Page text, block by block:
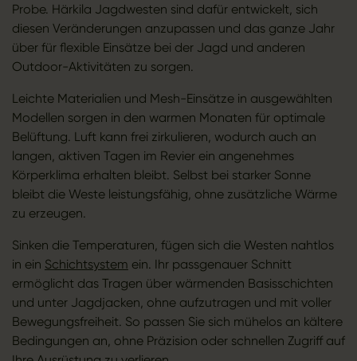
Probe. Härkila Jagdwesten sind dafür entwickelt, sich
diesen Veränderungen anzupassen und das ganze Jahr
über für flexible Einsätze bei der Jagd und anderen
Outdoor-Aktivitäten zu sorgen.
Leichte Materialien und Mesh-Einsätze in ausgewählten
Modellen sorgen in den warmen Monaten für optimale
Belüftung. Luft kann frei zirkulieren, wodurch auch an
langen, aktiven Tagen im Revier ein angenehmes
Körperklima erhalten bleibt. Selbst bei starker Sonne
bleibt die Weste leistungsfähig, ohne zusätzliche Wärme
zu erzeugen.
Sinken die Temperaturen, fügen sich die Westen nahtlos
in ein Schichtsystem ein. Ihr passgenauer Schnitt
ermöglicht das Tragen über wärmenden Basisschichten
und unter Jagdjacken, ohne aufzutragen und mit voller
Bewegungsfreiheit. So passen Sie sich mühelos an kältere
Bedingungen an, ohne Präzision oder schnellen Zugriff auf